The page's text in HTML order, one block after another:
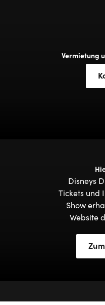
Vermietung
Disneys
Tickets und
Show
Website